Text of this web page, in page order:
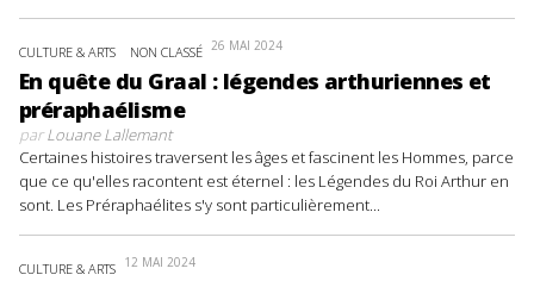
CULTURE & ARTS NON CLASSÉ 26 MAI 2024
En quête du Graal : légendes arthuriennes et
préraphaélisme
parLouane Lallemant
Certaines histoires traversent les âges et fascinent les Hommes, parce
que ce qu'elles racontent est éternel : les Légendes du Roi Arthur en
sont. Les Préraphaélites s'y sont particulièrement...
CULTURE & ARTS 12 MAI 2024